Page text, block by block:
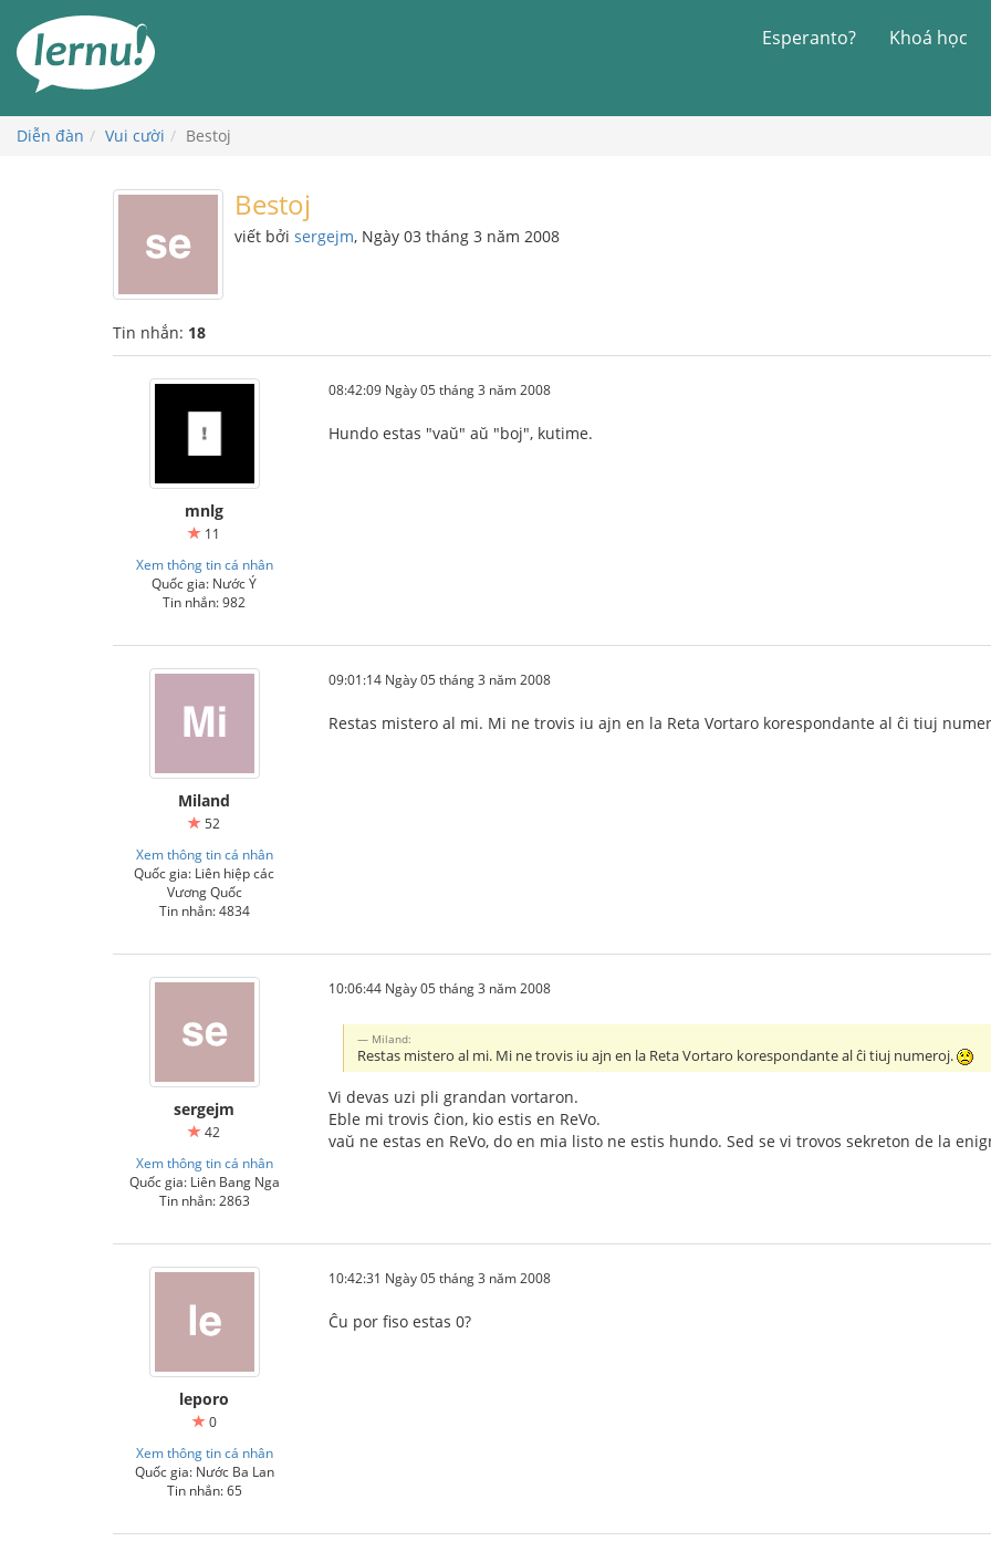
đến
phần
dung
Esperanto? Khoá học
Diễn đàn Vui cười Bestoj
Bestoj
viết bởi sergejm, Ngày 03 tháng 3 năm 2008
Tin nhắn: 18
mnlg
11
Xem thông tin cá nhân
Quốc gia: Nước Ý
Tin nhắn: 982
08:42:09 Ngày 05 tháng 3 năm 2008
Hundo estas "vaŭ" aŭ "boj", kutime.
Miland
52
Xem thông tin cá nhân
Quốc gia: Liên hiệp các
Vương Quốc
Tin nhắn: 4834
09:01:14 Ngày 05 tháng 3 năm 2008
Restas mistero al mi. Mi ne trovis iu ajn en la Reta Vortaro korespondante al ĉi tiuj
sergejm
42
Xem thông tin cá nhân
Quốc gia: Liên Bang Nga
Tin nhắn: 2863
10:06:44 Ngày 05 tháng 3 năm 2008
Miland:
Restas mistero al mi. Mi ne trovis iu ajn en la Reta Vortaro korespondante al ĉi tiuj numeroj.
Vi devas uzi pli grandan vortaron.
Eble mi trovis ĉion, kio estis en ReVo.
vaŭ ne estas en ReVo, do en mia listo ne estis hundo. Sed se vi trovos sekreton de la
leporo
0
Xem thông tin cá nhân
Quốc gia: Nước Ba Lan
Tin nhắn: 65
10:42:31 Ngày 05 tháng 3 năm 2008
Ĉu por fiso estas 0?